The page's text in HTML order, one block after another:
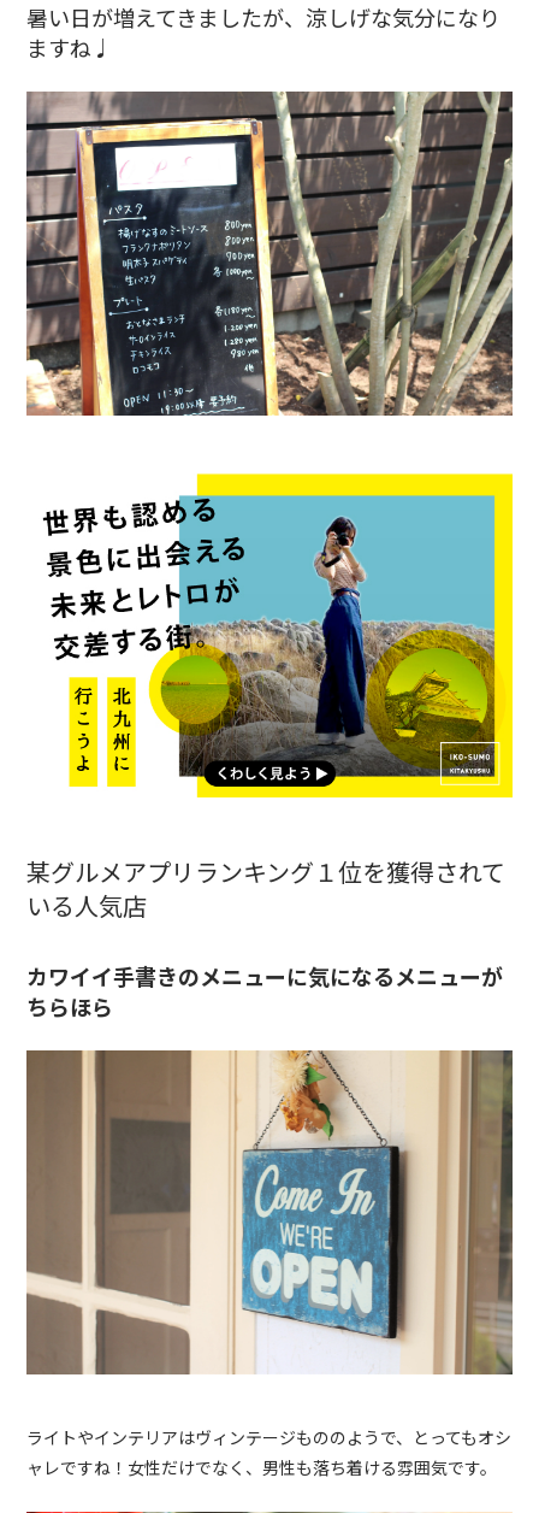
暑い日が増えてきましたが、涼しげな気分になり
ますね♩
某グルメアプリランキング１位を獲得されて
いる人気店
カワイイ手書きのメニューに気になるメニューが
ちらほら
ライトやインテリアはヴィンテージもののようで、とってもオシ
ャレですね！女性だけでなく、男性も落ち着ける雰囲気です。